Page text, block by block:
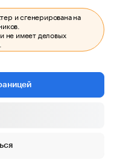
и сгенерирована на
не имеет деловых